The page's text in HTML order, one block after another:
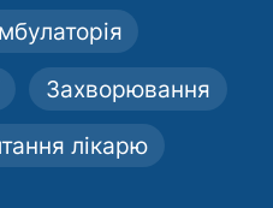
Захворювання
лікарю